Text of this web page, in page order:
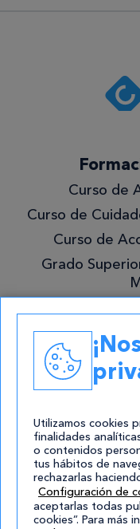
Curso de
Curso de
Curso de
Grado
Utilizamos cookies
finalidades
o contenidos
tus hábitos de
rechazarlas
Configuración de
aceptarlas todas
cookies”. Para más